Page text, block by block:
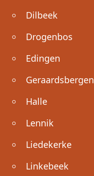
Dilbeek
Drogenbos
Edingen
Geraardsbergen
Halle
Lennik
Liedekerke
Linkebeek